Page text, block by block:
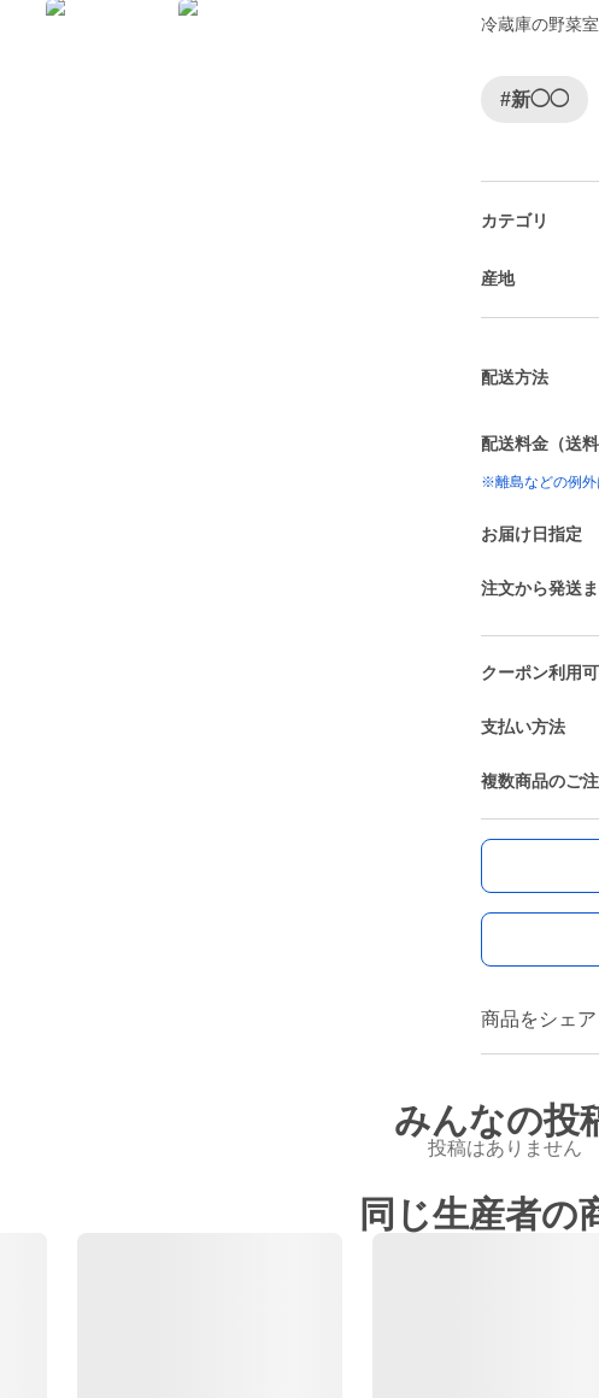
冷蔵庫の野菜
#新◯◯
カテゴリ
産地
配送方法
配送料金（送料
※離島などの例外
お届け日指定
注文から発送
クーポン利用
支払い方法
複数商品のご
商品をシェア
みんなの投
投稿はありません
同じ生産者の